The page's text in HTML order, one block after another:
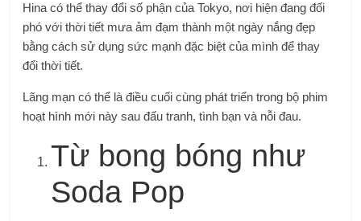
Hina có thể thay đổi số phận của Tokyo, nơi hiện đang đối
phó với thời tiết mưa ảm đạm thành một ngày nắng đẹp
bằng cách sử dụng sức mạnh đặc biệt của mình để thay
đổi thời tiết.
Lãng mạn có thể là điều cuối cùng phát triển trong bộ phim
hoạt hình mới này sau đấu tranh, tình bạn và nỗi đau.
Từ bong bóng như
Soda Pop